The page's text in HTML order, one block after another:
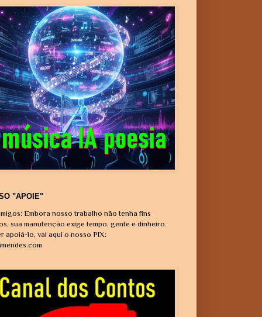
"APOIE"
Embora nosso trabalho não tenha fins
sua manutenção exige tempo, gente e dinheiro.
apoiá-lo, vai aqui o nosso PIX: